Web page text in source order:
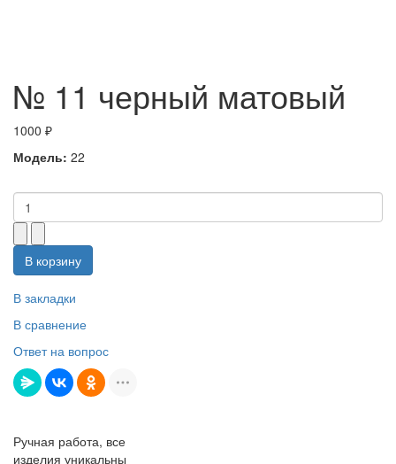
№ 11 черный матовый
1000 ₽
Модель: 22
В корзину
В закладки
В сравнение
Ответ на вопрос
Ручная работа, все
изделия уникальны